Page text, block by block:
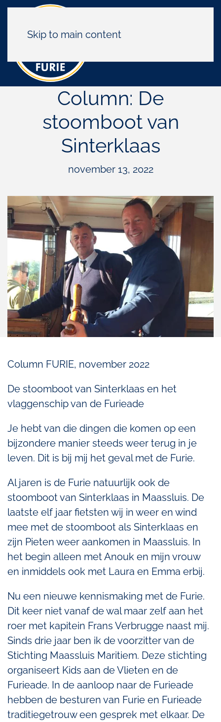
Skip to main content
Column: De
stoomboot van
Sinterklaas
november 13, 2022
Column FURIE, november 2022
De stoomboot van Sinterklaas en het
vlaggenschip van de Furieade
Je hebt van die dingen die komen op een
bijzondere manier steeds weer terug in je
leven. Dit is bij mij het geval met de Furie.
Al jaren is de Furie natuurlijk ook de
stoomboot van Sinterklaas in Maassluis. De
laatste elf jaar fietsten wij in weer en wind
mee met de stoomboot als Sinterklaas en
zijn Pieten weer aankomen in Maassluis. In
het begin alleen met Anouk en mijn vrouw
en inmiddels ook met Laura en Emma erbij.
Nu een nieuwe kennismaking met de Furie.
Dit keer niet vanaf de wal maar zelf aan het
roer met kapitein Frans Verbrugge naast mij.
Sinds drie jaar ben ik de voorzitter van de
Stichting Maassluis Maritiem. Deze stichting
organiseert Kids aan de Vlieten en de
Furieade. In de aanloop naar de Furieade
hebben de besturen van Furie en Furieade
traditiegetrouw een gesprek met elkaar. De